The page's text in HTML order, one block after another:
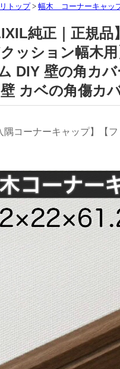
トップ > 幅木 コーナーキャッ
純正｜正規品
ッション幅木
DIY 壁の角カ
壁 カベの角傷カ
隅コーナーキャップ】【